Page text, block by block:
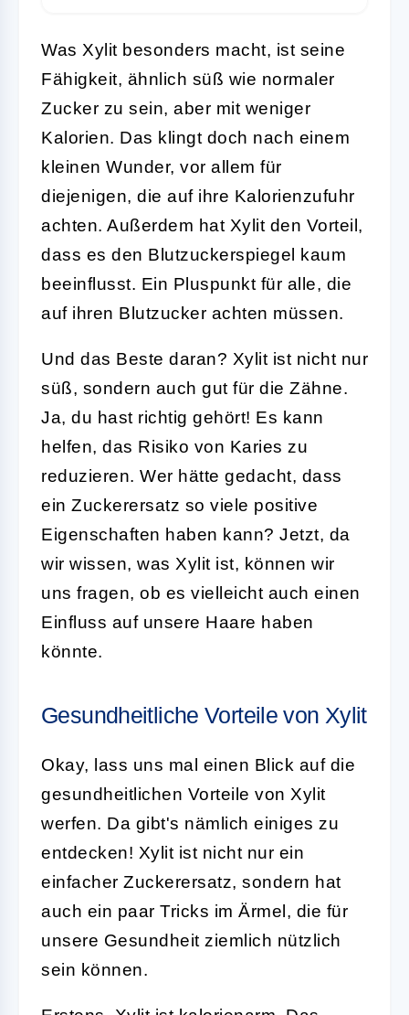
Was Xylit besonders macht, ist seine
Fähigkeit, ähnlich süß wie normaler
Zucker zu sein, aber mit weniger
Kalorien. Das klingt doch nach einem
kleinen Wunder, vor allem für
diejenigen, die auf ihre Kalorienzufuhr
achten. Außerdem hat Xylit den Vorteil,
dass es den Blutzuckerspiegel kaum
beeinflusst. Ein Pluspunkt für alle, die
auf ihren Blutzucker achten müssen.
Und das Beste daran? Xylit ist nicht nur
süß, sondern auch gut für die Zähne.
Ja, du hast richtig gehört! Es kann
helfen, das Risiko von Karies zu
reduzieren. Wer hätte gedacht, dass
ein Zuckerersatz so viele positive
Eigenschaften haben kann? Jetzt, da
wir wissen, was Xylit ist, können wir
uns fragen, ob es vielleicht auch einen
Einfluss auf unsere Haare haben
könnte.
Gesundheitliche Vorteile von Xylit
Okay, lass uns mal einen Blick auf die
gesundheitlichen Vorteile von Xylit
werfen. Da gibt's nämlich einiges zu
entdecken! Xylit ist nicht nur ein
einfacher Zuckerersatz, sondern hat
auch ein paar Tricks im Ärmel, die für
unsere Gesundheit ziemlich nützlich
sein können.